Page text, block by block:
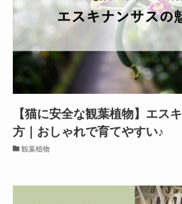
【猫に安全な観葉植物】エス
方｜おしゃれで育てやすい♪
観葉植物